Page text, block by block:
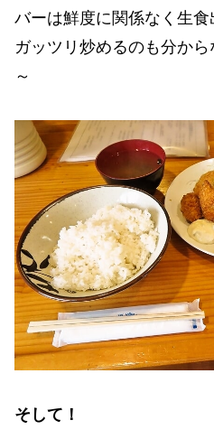
バーは鮮度に関係なく生
ガッツリ炒めるのも分か
～
そして！